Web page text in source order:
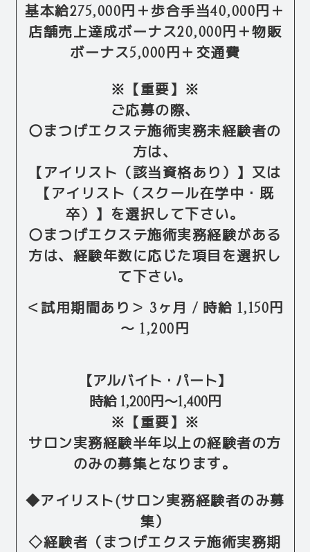
基本給275,000円＋歩合手当40,000円＋
店舗売上達成ボーナス20,000円＋物販
ボーナス5,000円＋交通費
※【重要】※
ご応募の際、
〇まつげエクステ施術実務未経験者の
方は、
【アイリスト（該当資格あり）】又は
【アイリスト（スクール在学中・既
卒）】を選択して下さい。
〇まつげエクステ施術実務経験がある
方は、経験年数に応じた項目を選択し
て下さい。
＜試用期間あり＞ 3ヶ月 / 時給 1,150円
〜 1,200円
【アルバイト・パート】
時給 1,200円〜1,400円
※【重要】※
サロン実務経験半年以上の経験者の方
のみの募集となります。
◆アイリスト(サロン実務経験者のみ募
集）
◇経験者（まつげエクステ施術実務期